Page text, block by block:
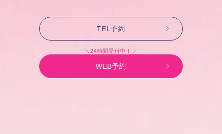
TEL予約
＼24時間受付中！／
WEB予約